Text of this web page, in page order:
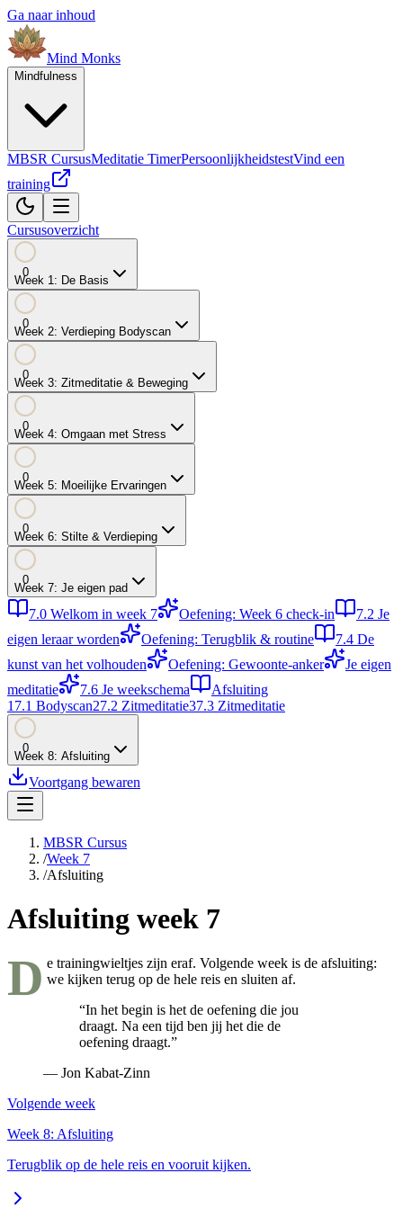
Ga naar inhoud
Mind Monks
Mindfulness
MBSR CursusMeditatie TimerPersoonlijkheidstestVind een
training
Cursusoverzicht
0
Week 1: De Basis
0
Week 2: Verdieping Bodyscan
0
Week 3: Zitmeditatie & Beweging
0
Week 4: Omgaan met Stress
0
Week 5: Moeilijke Ervaringen
0
Week 6: Stilte & Verdieping
0
Week 7: Je eigen pad
7.0 Welkom in week 7 Oefening: Week 6 check-in 7.2 Je
eigen leraar worden
Oefening: Terugblik & routine 7.4 De
kunst van het volhouden
Oefening: Gewoonte-anker
Je eigen
meditatie
7.6 Je weekschema
Afsluiting
1 7.1 Bodyscan27.2 Zitmeditatie37.3 Zitmeditatie
0
Week 8: Afsluiting
Voortgang bewaren
MBSR Cursus
/Week 7
/Afsluiting
Afsluiting week 7
D e trainingwieltjes zijn eraf. Volgende week is de afsluiting:
we kijken terug op de hele reis en sluiten af.
“In het begin is het de oefening die jou
draagt. Na een tijd ben jij het die de
oefening draagt.”
— Jon Kabat-Zinn
Volgende week
Week 8: Afsluiting
Terugblik op de hele reis en vooruit kijken.